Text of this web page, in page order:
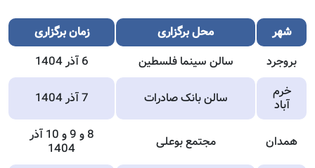
شهر محل برگزاری
زمان برگزاری
بروجرد
سالن سینما فلسطین
6 آذر 1404
خرم
آباد
سالن بانک صادرات 7 آذر 1404
همدان مجتمع بوعلی
8 و 9 و 10 آذر
1404